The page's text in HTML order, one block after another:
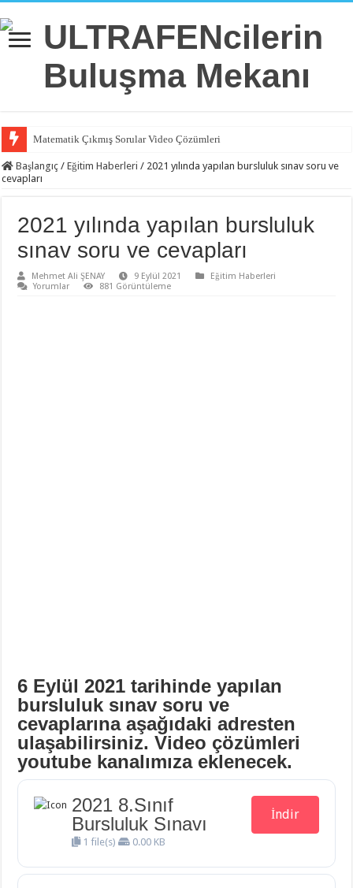
Matematik Çıkmış Sorular Video Çözümleri
Başlangıç / Eğitim Haberleri / 2021 yılında yapılan bursluluk sınav soru ve
cevapları
2021 yılında yapılan bursluluk
sınav soru ve cevapları
Mehmet Ali ŞENAY 9 Eylül 2021
Eğitim Haberleri
Yorumlar
881 Görüntüleme
6 Eylül 2021 tarihinde yapılan
bursluluk sınav soru ve
cevaplarına aşağıdaki adresten
ulaşabilirsiniz. Video çözümleri
youtube kanalımıza eklenecek.
2021 8.Sınıf
Bursluluk Sınavı
1 file(s) 0.00 KB
İndir